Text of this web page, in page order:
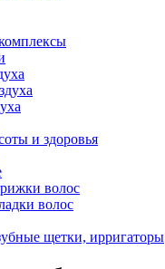
и здоровья
волос
волос
щетки, ирригаторы